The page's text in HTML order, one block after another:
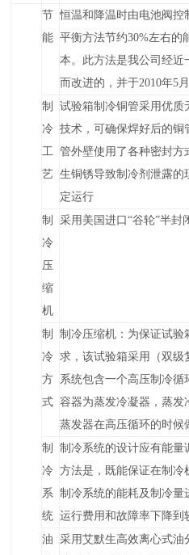
节
能
恒温和降温时由电池阀控
平衡方法节约30%左右的
本。此方法是我公司经
而改进的，并于2010年5
制
冷
工
艺
试验箱制冷铜管采用优
技术，可确保焊好后的铜
管外壁使用了各种密封
生铜锈导致制冷剂泄露
定运行
制
冷
压
缩
机
采用 美国进口“谷轮”半封
制
冷
方
式
制冷压缩机：为保证试
求，该试验箱采用（双级
系统包含一个高压制冷
容器为蒸发冷凝器，蒸发
蒸发器在高压循环的时候
制
冷
系
统
制冷系统的设计应有能量
方法是，既能保证在制
制冷系统的能耗及制冷量
运行费用和故障率下降到
油
采用艾默生高效离心式油